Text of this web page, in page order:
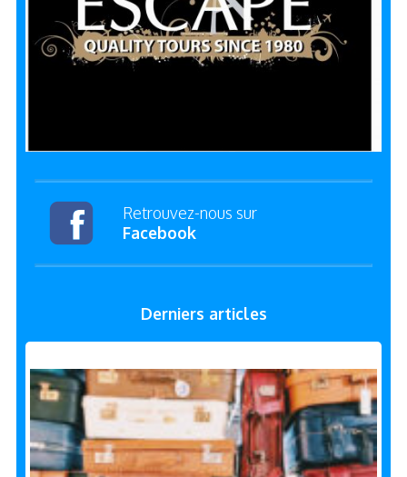
Retrouvez-nous sur
Facebook
Derniers articles